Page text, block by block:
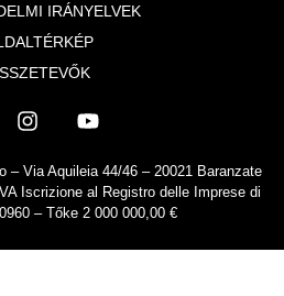
IRÁNYELVEK
– Via Aquileia 44/46 – 20021 Baranzate
Iscrizione al Registro delle Imprese di
– Tőke 2 000 000,00 €